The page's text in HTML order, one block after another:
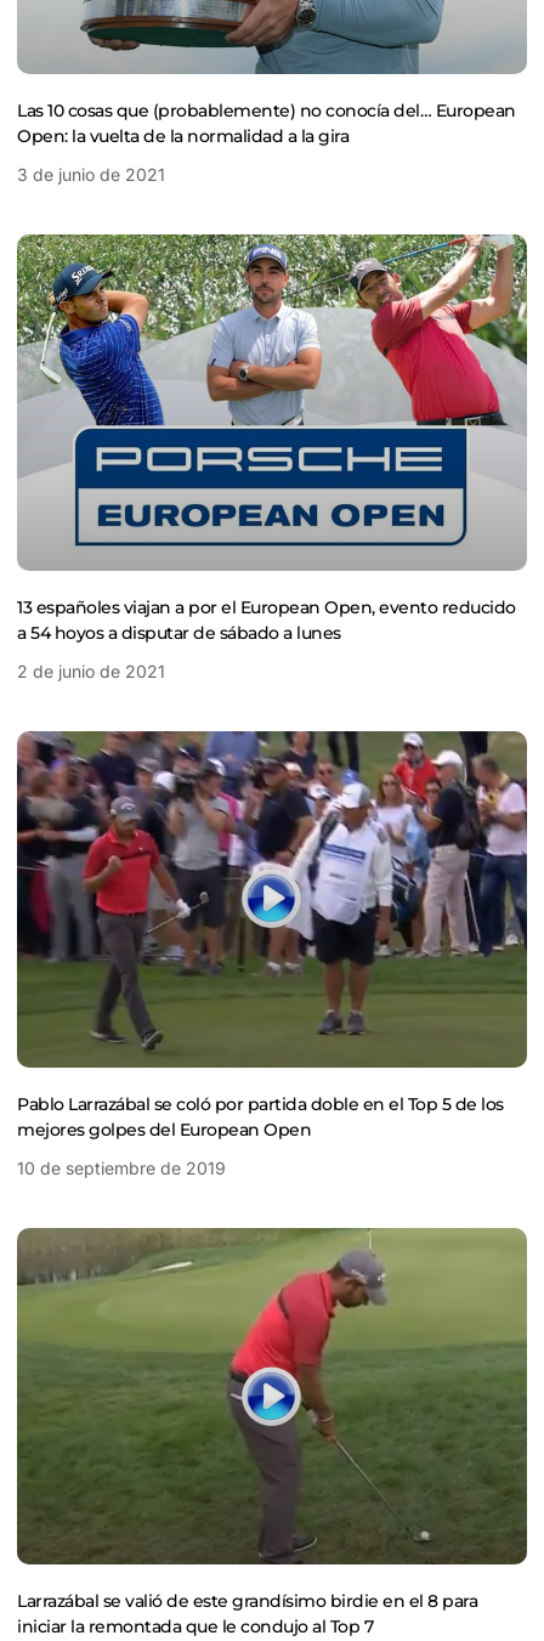
Las 10 cosas que (probablemente) no conocía del… European
Open: la vuelta de la normalidad a la gira
3 de junio de 2021
13 españoles viajan a por el European Open, evento reducido
a 54 hoyos a disputar de sábado a lunes
2 de junio de 2021
Pablo Larrazábal se coló por partida doble en el Top 5 de los
mejores golpes del European Open
10 de septiembre de 2019
Larrazábal se valió de este grandísimo birdie en el 8 para
iniciar la remontada que le condujo al Top 7